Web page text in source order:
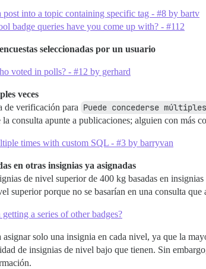
post into a topic containing specific tag - #8 by bartv
badge queries have you come up with? - #112
seleccionadas por un usuario
voted in polls? - #12 by gerhard
veces
de verificación para Puede concederse
consulta apunte a publicaciones; alguien con más
times with custom SQL - #3 by barryvan
en otras insignias ya asignadas
de nivel superior de 400 kg basadas en
superior porque no se basarían en una consulta que
a series of other badges?
solo una insignia en cada nivel, ya que la
de insignias de nivel bajo que tienen. Sin